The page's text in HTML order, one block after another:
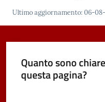
Tutti
Seguici
Ultimo aggiornamento:06-
Quanto sono
questa pagina?